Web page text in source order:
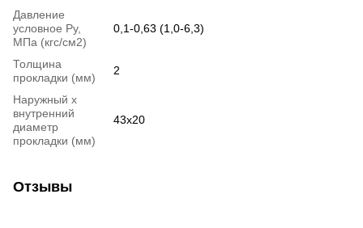
Давление
условное Ру,
МПа (кгс/см2)
0,1-0,63 (1,0-6,3)
Толщина
прокладки (мм)
2
Наружный х
внутренний
диаметр
прокладки (мм)
43х20
Отзывы